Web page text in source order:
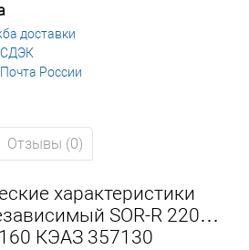
доставки
СДЭК
России
Отзывы (0)
характеристики
SOR-R 220…
КЭАЗ 357130